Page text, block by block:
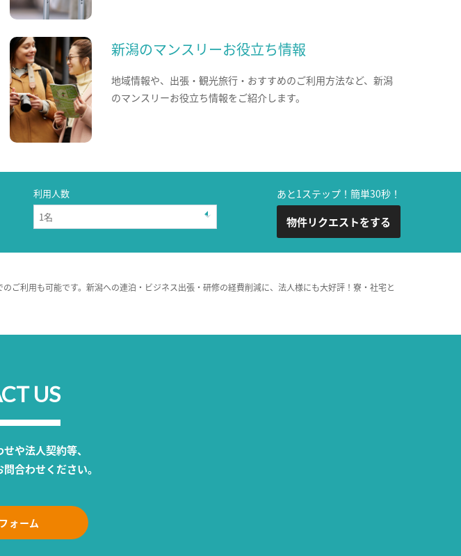
新潟のマンスリーお役立ち情報
地域情報や、出張・観光旅行・おすすめのご利用方法など、新潟
のマンスリーお役立ち情報をご紹介します。
利用人数 あと1ステップ！簡単30秒！
物件リクエストをする
利用も可能です。新潟への連泊・ビジネス出張・研修の経費削減に、法人様にも大好評！寮・社宅と
US
や法人契約等、
合わせください。
ォーム